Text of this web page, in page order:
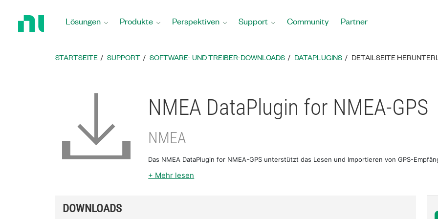
Startseite
Lösungen Produkte Perspektiven Support Community Partner
STARTSEITE SUPPORT SOFTWARE- UND TREIBER-DOWNLOADS DATAPLUGINS DETAILSEITE
NMEA DataPlugin for NMEA-GPS
NMEA
Das NMEA DataPlugin for NMEA-GPS unterstützt das Lesen und Importieren von GPS-
+ Mehr lesen
DOWNLOADS